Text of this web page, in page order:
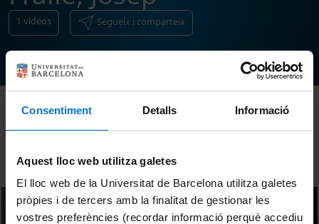
Consentiment Detalls Informació
Aquest lloc web utilitza galetes
El lloc web de la Universitat de Barcelona utilitza galetes
pròpies i de tercers amb la finalitat de gestionar les
vostres preferències (recordar informació perquè accediu
1 vídeos Segueix i comparteix
Ordenar